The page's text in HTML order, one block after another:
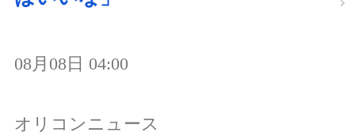
08月08日 04:00
オリコンニュース